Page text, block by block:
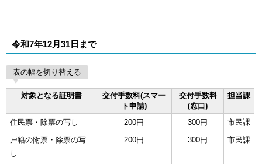
令和7年12月31日まで
表の幅を切り替える
対象となる証明書
交付手数料(スマー
ト申請)
交付手数料
(窓口)
担当課
住民票・除票の写し 200円 300円
市民課
戸籍の附票・除票の写
し
200円 300円 市民課